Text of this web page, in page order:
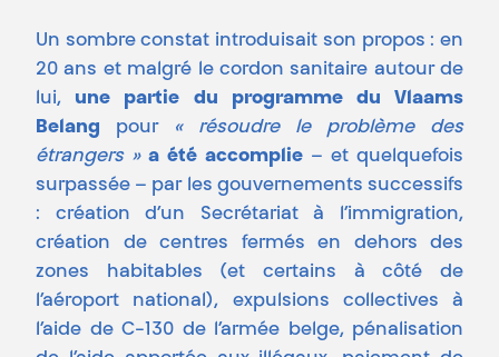
Un sombre constat introduisait son propos : en
20 ans et malgré le cordon sanitaire autour de
lui, une partie du programme du Vlaams
Belang pour
« résoudre le problème des
étrangers » a été accomplie – et quelquefois
surpassée – par les gouvernements successifs
: création d’un Secrétariat à l’immigration,
création de centres fermés en dehors des
zones habitables (et certains à côté de
l’aéroport national), expulsions collectives à
l’aide de C-130 de l’armée belge, pénalisation